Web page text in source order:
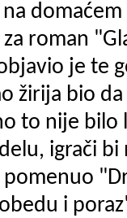
roman
je te
žirija bio
to nije bilo
igrači
i